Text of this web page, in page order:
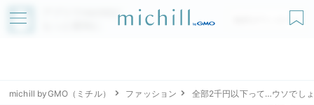
アプリでmichillが
無料ダウンロード
michill byGMO（ミチル） ファッション 全部2千円以下って…ウソでし